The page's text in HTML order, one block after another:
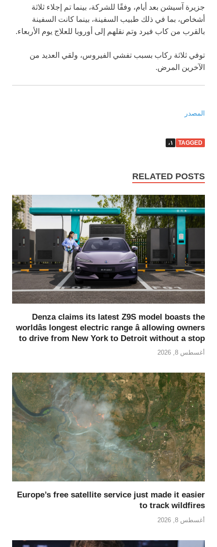
جزيرة آسيشن بعد أيام، وفقًا للشركة، بينما تم إجلاء ثلاثة
أشخاص، بما في ذلك طبيب السفينة، بينما كانت السفينة
بالقرب من كاب فيرد وتم نقلهم إلى أوروبا للعلاج يوم الأربعاء.
توفي ثلاثة ركاب بسبب تفشي الفيروس، ولقي العديد من
الآخرين المرض.
المصدر
TAGGED ١،
RELATED POSTS
Denza claims its latest Z9S model boasts the
worldâs longest electric range â allowing owners
to drive from New York to Detroit without a stop
أغسطس 8, 2026
Europe’s free satellite service just made it easier
to track wildfires
أغسطس 8, 2026